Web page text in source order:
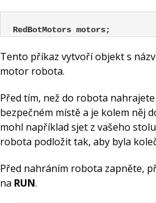
RedBotMotors motors;
Tento příkaz vytvoří objekt s
motor robota.
Před tím, než do robota
bezpečném místě a je kolem něj
mohl například sjet z vašeho
robota podložit tak, aby byla
Před nahráním robota zapněte,
na RUN.